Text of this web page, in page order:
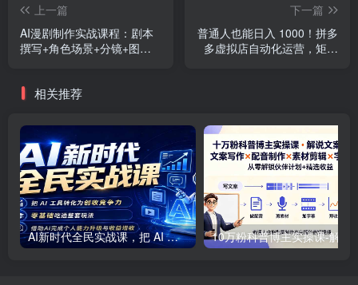
上一篇
AI漫剧制作实战课程：剧本
撰写+角色场景+分镜+图生
下一篇
普通人也能日入 1000！拼多
多虚拟店自动化运营，矩阵
相关推荐
AI新时代全民实战课，把 AI 工具转化为创收竞争力，零基础吃透整套玩法，借助AI完成个人能力升级与收益增收。